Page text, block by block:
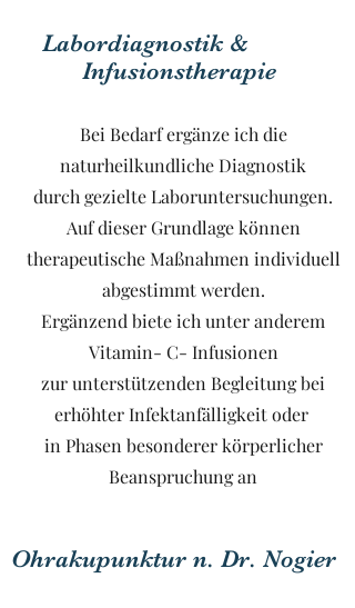
Labordiagnostik &
Infusionstherapie
Bei Bedarf ergänze ich die
naturheilkundliche Diagnostik
durch gezielte Laboruntersuchungen.
Auf dieser Grundlage können
therapeutische Maßnahmen individuell
abgestimmt werden.
Ergänzend biete ich unter anderem
Vitamin- C- Infusionen
zur unterstützenden Begleitung bei
erhöhter Infektanfälligkeit oder
in Phasen besonderer körperlicher
Beanspruchung an
Ohrakupunktur n. Dr. Nogier